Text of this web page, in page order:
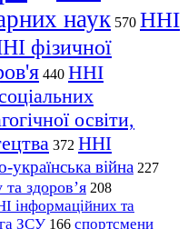
наук 570 ННІ
фізичної
440 ННІ
освіти,
372 ННІ
українська війна 227
здоров’я 208
інформаційних та
ЗСУ 166 спортсмени